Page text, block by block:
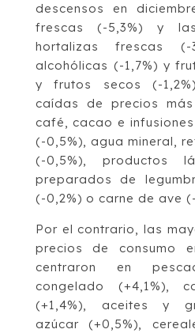
descensos en
frescas (-5,3%) y
hortalizas frescas (-
alcohólicas (-1,7%) y
y frutos secos (-
caídas de precios
café, cacao e
(-0,5%), agua mineral,
(-0,5%), productos
preparados de
(-0,2%) o carne de ave
Por el contrario, las
precios de consumo
centraron en
congelado (+4,1%),
(+1,4%), aceites y
azúcar (+0,5%),